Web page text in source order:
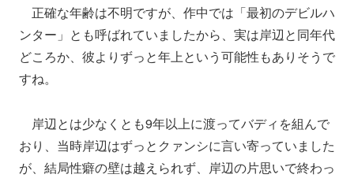
正確な年齢は不明ですが、作中では「最初のデビルハ
ンター」とも呼ばれていましたから、実は岸辺と同年代
どころか、彼よりずっと年上という可能性もありそうで
すね。
岸辺とは少なくとも9年以上に渡ってバディを組んで
おり、当時岸辺はずっとクァンシに言い寄っていました
が、結局性癖の壁は越えられず、岸辺の片思いで終わっ